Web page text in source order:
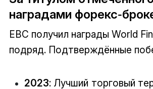
наградами
EBC получил награды World
подряд. Подтверждённые
2023: Лучший торговый